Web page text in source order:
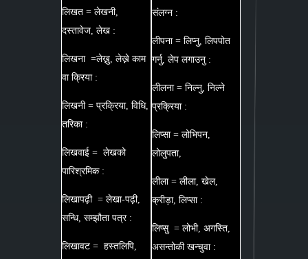
लिखत = लेखनी,
दस्तावेज, लेख :
लिखना =लेख्नु, लेख्ने काम
वा क्रिया :
लिखनी = प्रक्रिया, विधि,
तरिका :
लिखवाई = लेखको
पारिश्रमिक :
लिखापढ़ी = लेखा-पढ़ी,
सन्धि, सम्झौता पत्र :
लिखावट = हस्तलिपि,
संलग्न :
लीपना = लिप्नु, लिपपोत
गर्नु, लेप लगाउनु :
लीलना = निल्नु, निल्ने
प्रक्रिया :
लिप्सा = लोभिपन,
लोलुपता,
लीला = लीला, खेल,
क्रीड़ा, लिप्सा :
लिप्सु = लोभी, अगस्ति,
असन्तोकी खन्चुवा :